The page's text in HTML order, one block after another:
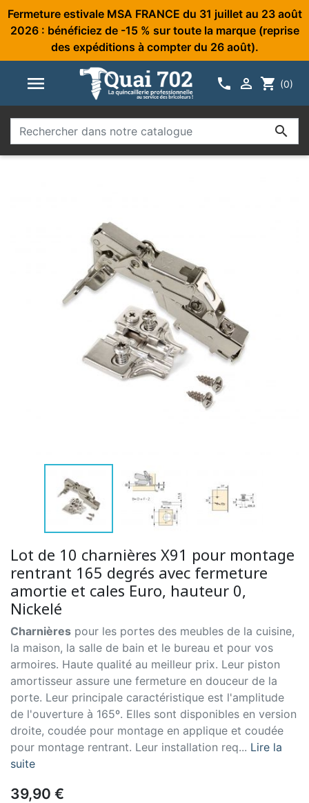
Fermeture estivale MSA FRANCE du 31 juillet au 23 août
2026 : bénéficiez de -15 % sur toute la marque (reprise
des expéditions à compter du 26 août).
   shopping_cart (0)

Lot de 10 charnières X91 pour montage
rentrant 165 degrés avec fermeture
amortie et cales Euro, hauteur 0,
Nickelé
Charnières pour les portes des meubles de la cuisine,
la maison, la salle de bain et le bureau et pour vos
armoires. Haute qualité au meilleur prix. Leur piston
amortisseur assure une fermeture en douceur de la
porte. Leur principale caractéristique est l'amplitude
de l'ouverture à 165º. Elles sont disponibles en version
droite, coudée pour montage en applique et coudée
pour montage rentrant. Leur installation req... Lire la
suite
39,90 €